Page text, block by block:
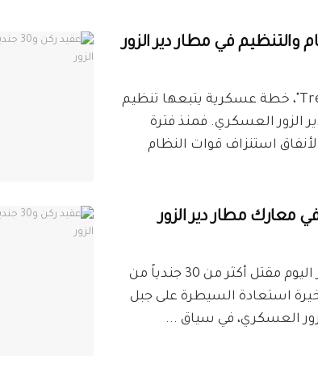
والتنظيم في مطار دير الزور
حرب الخنادق أو"Trench Warfare"، خطة عسكرية يتبعها تنظيم
العسكري. فمنذ فترة
استنزاف قوات النظام
أعلنت داعش في إصدار مصوّر اليوم مقتل أكثر من 30 جندياً من
استعادة السيطرة على جبل
العسكري، في سياق ...